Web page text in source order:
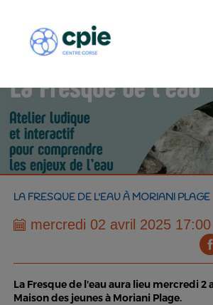
LA FRESQUE DE L'EAU À MORIANI PLAGE
mercredi 02 avril 2025
La Fresque de l'eau aura lieu mercredi 2
Maison des jeunes à Moriani Plage.